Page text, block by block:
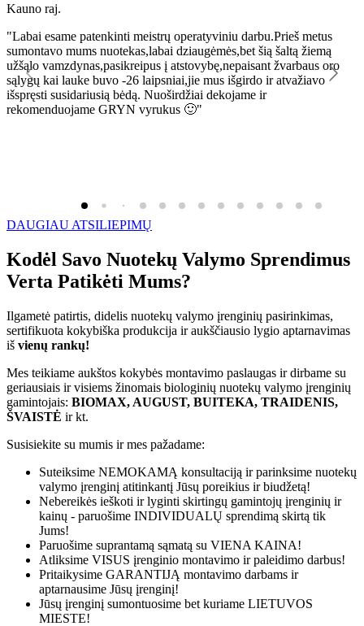
Kauno raj.
"Labai esame patenkinti meistrų operatyviniu darbu.Prieš metus
sumontavo mums nuotekas,labai dziaugėmės,bet šią šaltą žiemą
užšąlo vamzdynas,pasikreipus į atstovybę,nepaisant žvarbaus oro
sąlygų kai lauke buvo -26 laipsniai,jie mus išgirdo ir atvažiavo
išspręsti susidariusią bėdą. Nuoširdžiai dekojame ir
rekomenduojame GRYN vyrukus 🙂"
DAUGIAU ATSILIEPIMŲ
Kodėl Savo Nuotekų Valymo Sprendimus
Verta Patikėti Mums?
Ilgametė patirtis, didelis nuotekų valymo įrenginių pasirinkimas,
sertifikuota kokybiška produkcija ir aukščiausio lygio aptarnavimas
iš vienų rankų!
Mes teikiame aukštos kokybės montavimo paslaugas ir dirbame su
geriausiais ir visiems žinomais biologinių nuotekų valymo įrenginių
gamintojais: BIOMAX, AUGUST, BUITEKA, TRAIDENIS,
ŠVAISTĖ ir kt.
Susisiekite su mumis ir mes pažadame:
Suteiksime NEMOKAMĄ konsultaciją ir parinksime nuotekų
valymo įrenginį atitinkantį Jūsų poreikius ir biudžetą!
Nebereikės ieškoti ir lyginti skirtingų gamintojų įrenginių ir
kainų - paruošime INDIVIDUALŲ sprendimą skirtą tik
Jums!
Paruošime suprantamą sąmatą su VIENA KAINA!
Atliksime VISUS įrenginio montavimo ir paleidimo darbus!
Pritaikysime GARANTIJĄ montavimo darbams ir
aptarnausime Jūsų įrenginį!
Jūsų įrenginį sumontuosime bet kuriame LIETUVOS
MIESTE!